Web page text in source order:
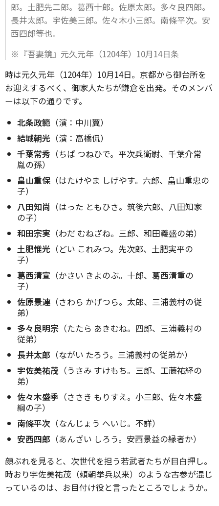
郎。土肥先二郎。葛西十郎。佐原太郎。多々良四郎。
長井太郎。宇佐美三郎。佐々木小三郎。南條平次。安
西四郎等也。
※『吾妻鏡』元久元年（1204年）10月14日条
時は元久元年（1204年）10月14日。京都から御台所を
お迎えするべく、御家人たちが鎌倉を出発。そのメンバ
ーは以下の通りです。
北条政範 （演：中川翼）
結城朝光 （演：高橋侃）
千葉常秀 （ちば つねひで。平次兵衛尉、千葉介常
胤の孫）
畠山重保 （はたけやま しげやす。六郎、畠山重忠の
子）
八田知尚 （はった ともひさ。筑後六郎、八田知家
の子）
和田宗実 （わだ むねざね。三郎、和田義盛の弟）
土肥惟光 （どい これみつ。先次郎、土肥実平の
子）
葛西清宣 （かさい きよのぶ。十郎、葛西清重の
子）
佐原景連 （さわら かげつら。太郎、三浦義村の従
弟）
多々良明宗 （たたら あきむね。四郎、三浦義村の
従弟）
長井太郎 （ながい たろう。三浦義村の従弟か）
宇佐美祐茂 （うさみ すけもち。三郎、工藤祐経の
弟）
佐々木盛季 （ささき もりすえ。小三郎、佐々木盛
綱の子）
南條平次 （なんじょう へいじ。不詳）
安西四郎 （あんざい しろう。安西景益の縁者か）
顔ぶれを見ると、次世代を担う若武者たちが目白押し。
時おり宇佐美祐茂（頼朝挙兵以来）のような古参が混じ
っているのは、お目付け役と言ったところでしょうか。